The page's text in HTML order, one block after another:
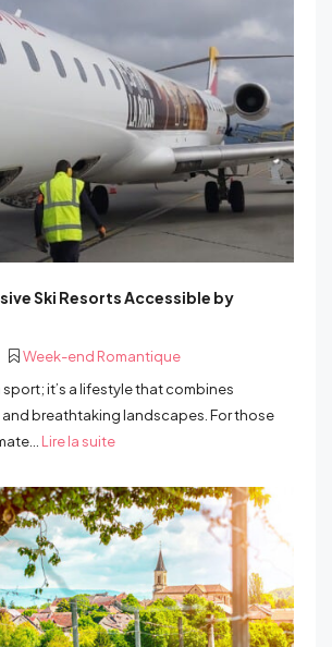
Ski Resorts Accessible by
Week-end Romantique
sport; it’s a lifestyle that combines
and breathtaking landscapes. For those
Lire la suite